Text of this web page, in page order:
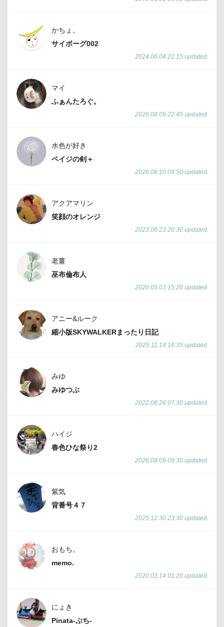
かちょ。
サイボーグ002
2024.06.04 21:15 updated.
マイ
ふぁんたろぐ。
2026.08.09 22:45 updated.
水色が好き
ペイジの剣＋
2026.08.10 09:50 updated.
アクアマリン
笑顔のオレンジ
2023.08.23 20:30 updated.
老薑
巫布倫布人
2020.05.03 15:20 updated.
アニー&ルーク
縮小版SKYWALKERまったり日記
2025.11.14 18:35 updated.
みゆ
みゆつぶ
2022.08.26 07:30 updated.
ハイジ
春色ひな祭り2
2026.08.09 09:30 updated.
紫気
背番号４７
2025.12.30 23:30 updated.
おもち。
memo.
2020.03.14 01:20 updated.
にょき
Pinata-ぷち-